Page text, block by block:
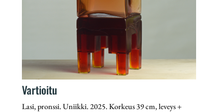
Vartioitu
Lasi, pronssi. Uniikki. 2025. Korkeus 39 cm, leveys +